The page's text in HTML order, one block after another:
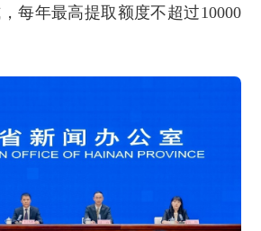
每年最高提取额度不超过10000